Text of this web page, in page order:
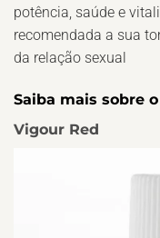
potência, saúde e
recomendada a sua
da relação sexual
Saiba mais sobre o
Vigour Red